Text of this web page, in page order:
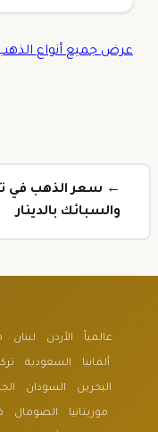
عرض جميع أنواع
← سعر الذهب في
والسبائك بالدينار
عالمياً الأردن لبنان
ألمانيا السعودية
البحرين السودان
موريتانيا الصومال